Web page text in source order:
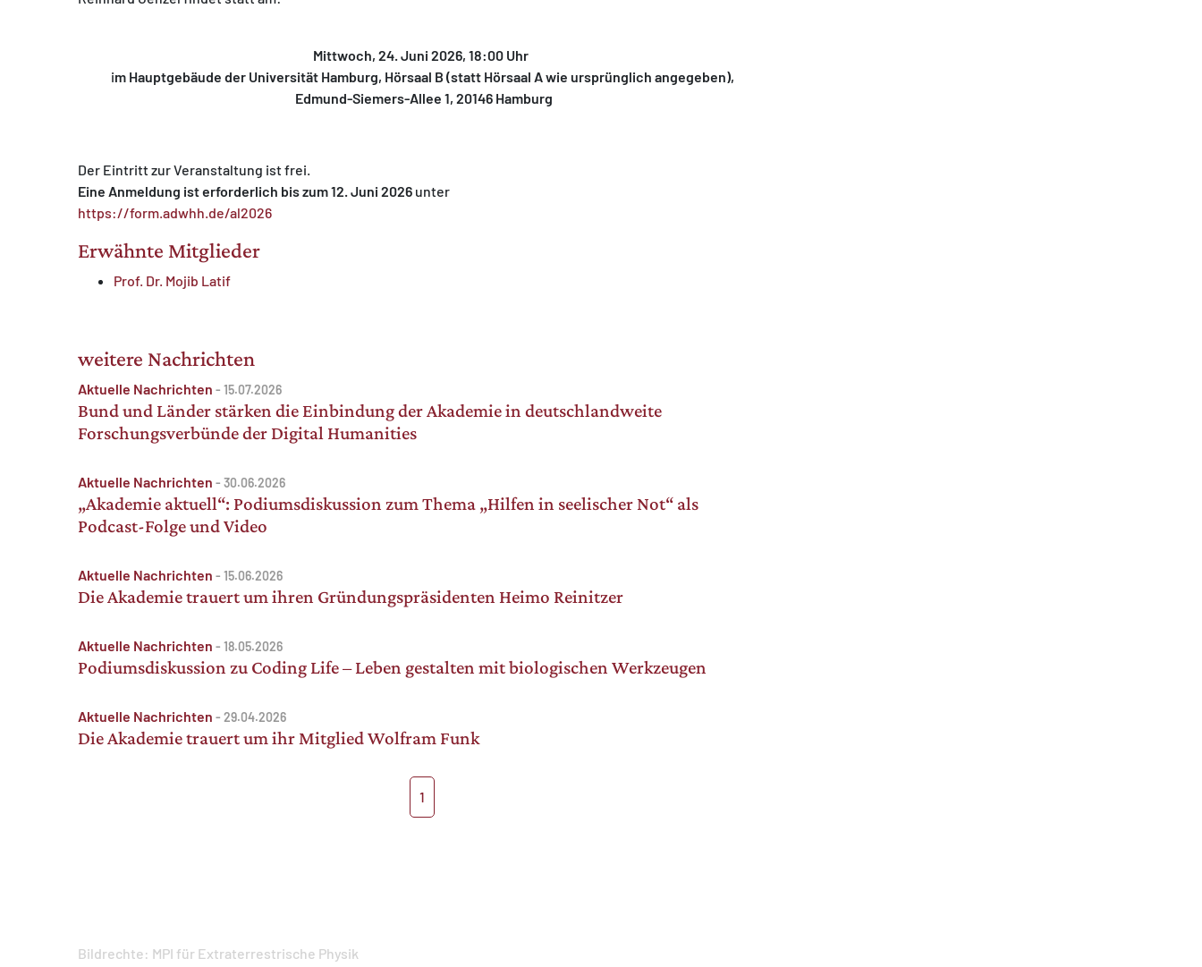
Mittwoch, 24. Juni 2026, 18:00 Uhr
im Hauptgebäude der Universität Hamburg, Hörsaal B (statt Hörsaal A wie ursprünglich angegeben),
Edmund-Siemers-Allee 1, 20146 Hamburg
Der Eintritt zur Veranstaltung ist frei.
Eine Anmeldung ist erforderlich bis zum 12. Juni 2026 unter
https://form.adwhh.de/al2026
Erwähnte Mitglieder
Prof. Dr. Mojib Latif
weitere Nachrichten
Aktuelle Nachrichten - 15.07.2026
Bund und Länder stärken die Einbindung der Akademie in deutschlandweite
Forschungsverbünde der Digital Humanities
Aktuelle Nachrichten - 30.06.2026
„Akademie aktuell“: Podiumsdiskussion zum Thema „Hilfen in seelischer Not“ als
Podcast-Folge und Video
Aktuelle Nachrichten - 15.06.2026
Die Akademie trauert um ihren Gründungspräsidenten Heimo Reinitzer
Aktuelle Nachrichten - 18.05.2026
Podiumsdiskussion zu Coding Life – Leben gestalten mit biologischen Werkzeugen
Aktuelle Nachrichten - 29.04.2026
Die Akademie trauert um ihr Mitglied Wolfram Funk
1
Bildrechte: MPI für Extraterrestrische Physik